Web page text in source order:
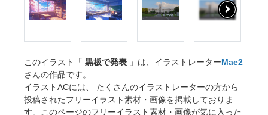
このイラスト「 黒板で発表 」は、イラストレーターMae2
さんの作品です。
イラストACには、 たくさんのイラストレーターの方から
投稿されたフリーイラスト素材・画像を掲載しておりま
す。このページのフリーイラスト素材・画像が気に入った